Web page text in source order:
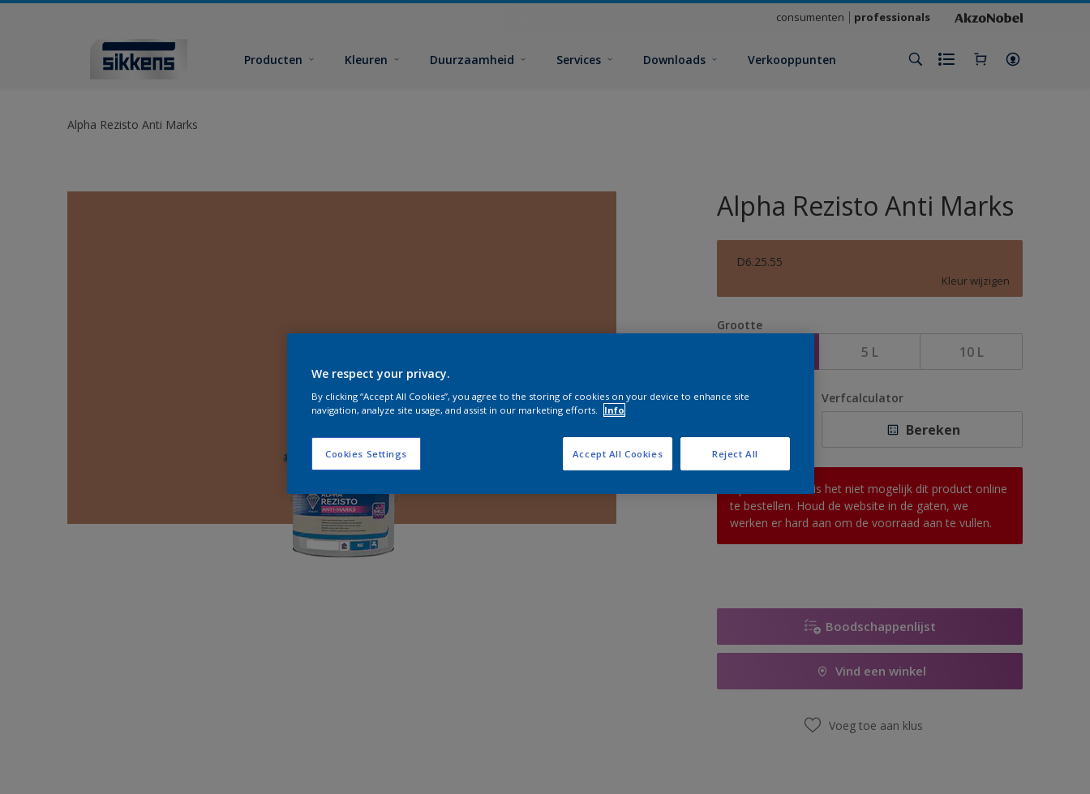
consumenten professionals
Producten Kleuren Duurzaamheid Services Downloads Verkooppunten
Alpha Rezisto Anti Marks
Alpha Rezisto Anti Marks
D6.25.55
Kleur wijzigen
Grootte
5 L 10 L
Aantal Verfcalculator
Bereken
Op dit moment is het niet mogelijk dit product online
te bestellen. Houd de website in de gaten, we
werken er hard aan om de voorraad aan te vullen.
Boodschappenlijst
Vind een winkel
Voeg toe aan klus
We respect your privacy.
By clicking “Accept All Cookies”, you agree to the storing of cookies on your device to enhance site
navigation, analyze site usage, and assist in our marketing efforts.
Info
Cookies Settings Reject All
Accept All Cookies